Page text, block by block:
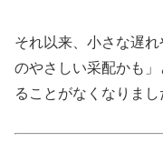
それ以来、小さな遅
のやさしい采配かも
ることがなくなりまし